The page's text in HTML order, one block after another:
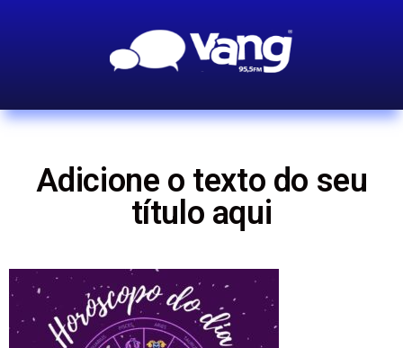
Adicione o texto do seu
título aqui